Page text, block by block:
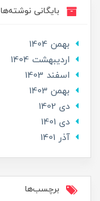
بایگانی نوشته‌ها
بهمن 1404
ارديبهشت 1404
اسفند 1403
بهمن 1403
دی 1402
دی 1401
آذر 1401
برچسب‌ها